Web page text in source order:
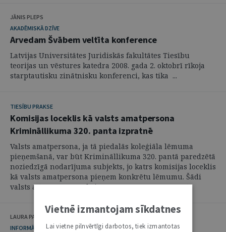
JĀNIS PLEPS
AKADĒMISKĀ DZĪVE
Arvedam Švābem veltīta konference
Latvijas Universitātes Juridiskās fakultātes Tiesību
teorijas un vēstures katedra 2008. gada 2. oktobrī rīkoja
starptautisku zinātnisku konferenci, kas tika ...
TIESĪBU PRAKSE
Komisijas loceklis kā valsts amatpersona
Krimināllikuma 320. panta izpratnē
Valsts amatpersona, ja tā piedalās koleģiāla lēmuma
pieņemšanā, var būt Krimināllikuma 320. pantā paredzētā
noziedzīgā nodarījuma subjekts, jo katrs komisijas loceklis
kā valsts amatpersona pieņem konkrētu lēmumu. Šādi
valsts amatpersona rīkojas ...
LAURA PAKALNE
INFORMĀCIJA
Vietnē izmantojam sīkdatnes
Lai vietne pilnvērtīgi darbotos, tiek izmantotas